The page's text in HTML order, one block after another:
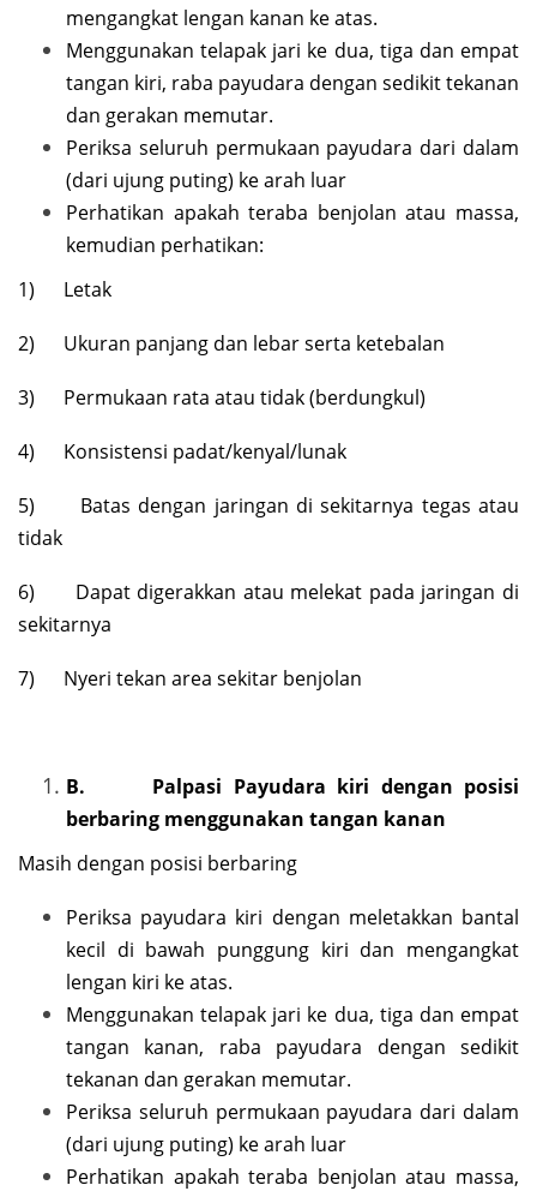
mengangkat lengan kanan ke atas.
Menggunakan telapak jari ke dua, tiga dan empat
tangan kiri, raba payudara dengan sedikit tekanan
dan gerakan memutar.
Periksa seluruh permukaan payudara dari dalam
(dari ujung puting) ke arah luar
Perhatikan apakah teraba benjolan atau massa,
kemudian perhatikan:
1) Letak
2) Ukuran panjang dan lebar serta ketebalan
3) Permukaan rata atau tidak (berdungkul)
4) Konsistensi padat/kenyal/lunak
5) Batas dengan jaringan di sekitarnya tegas atau
tidak
6) Dapat digerakkan atau melekat pada jaringan di
sekitarnya
7) Nyeri tekan area sekitar benjolan
B. Palpasi Payudara kiri dengan posisi
berbaring menggunakan tangan kanan
Masih dengan posisi berbaring
Periksa payudara kiri dengan meletakkan bantal
kecil di bawah punggung kiri dan mengangkat
lengan kiri ke atas.
Menggunakan telapak jari ke dua, tiga dan empat
tangan kanan, raba payudara dengan sedikit
tekanan dan gerakan memutar.
Periksa seluruh permukaan payudara dari dalam
(dari ujung puting) ke arah luar
Perhatikan apakah teraba benjolan atau massa,